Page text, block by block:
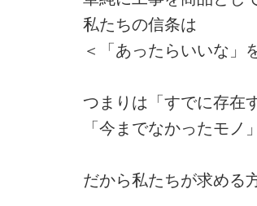
私たちの信条は
＜「あったらいいな」
つまりは「すでに存在
「今までなかったモノ
だから私たちが求める